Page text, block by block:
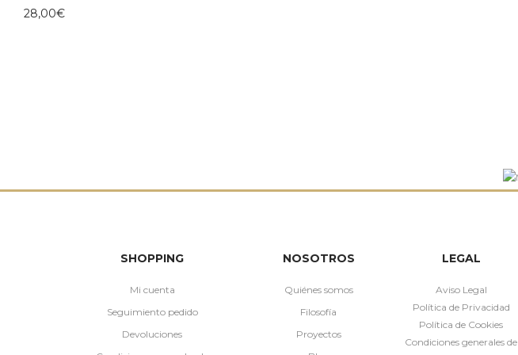
28,00€
SHOPPING
Mi cuenta
Seguimiento pedido
Devoluciones
NOSOTROS
Quiénes somos
Filosofía
Proyectos
LEGAL
Aviso Legal
Política de Privacidad
Política de Cookies
Condiciones generales de